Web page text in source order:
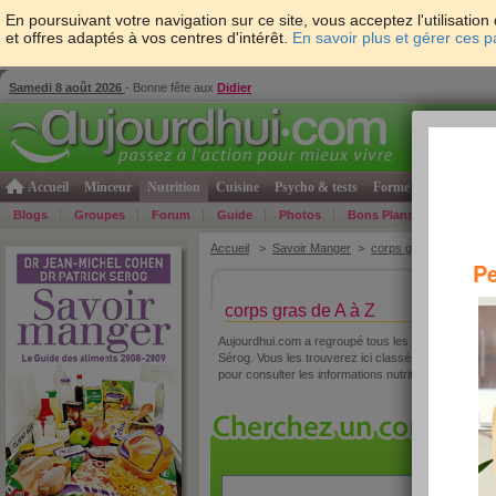
En poursuivant votre navigation sur ce site, vous acceptez
et offres adaptés à vos centres d'intérêt. En savoir plus et gérer ces
Samedi 8 août 2026 - Bonne fête aux Didier
Accueil Minceur Nutrition Cuisine Psycho & tests Forme & santé
Blogs Groupes Forum Guide Photos Bons Plans
Accueil > Savoir Manger > corps gras
corps gras de A à Z
Aujourdhui.com a regroupé tous les corps gras
Sérog. Vous les trouverez ici classés par ordre
pour consulter les informations nutritionnelles du